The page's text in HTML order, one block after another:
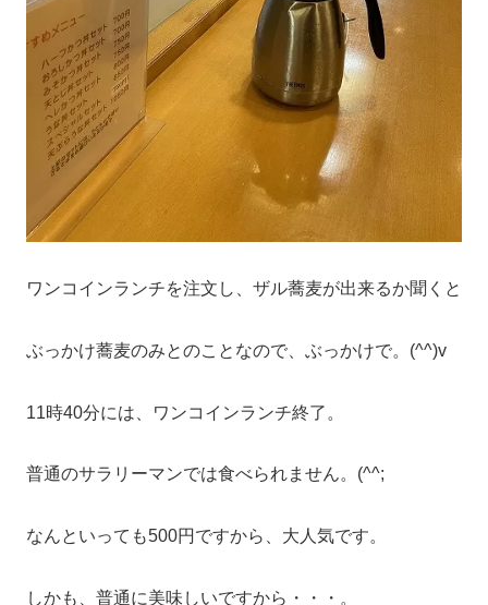
ワンコインランチを注文し、ザル蕎麦が出来るか聞くと
ぶっかけ蕎麦のみとのことなので、ぶっかけで。(^^)v
11時40分には、ワンコインランチ終了。
普通のサラリーマンでは食べられません。(^^;
なんといっても500円ですから、大人気です。
しかも、普通に美味しいですから・・・。